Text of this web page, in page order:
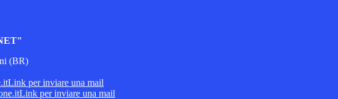
(BR)
Link per inviare una mail
Link per inviare una mail